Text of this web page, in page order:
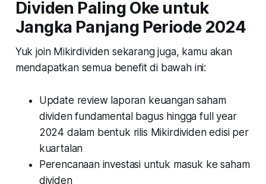
Dividen Paling Oke untuk
Jangka Panjang Periode 2024
Yuk join Mikirdividen sekarang juga, kamu akan
mendapatkan semua benefit di bawah ini:
Update review laporan keuangan saham
dividen fundamental bagus hingga full year
2024 dalam bentuk rilis Mikirdividen edisi per
kuartalan
Perencanaan investasi untuk masuk ke saham
dividen